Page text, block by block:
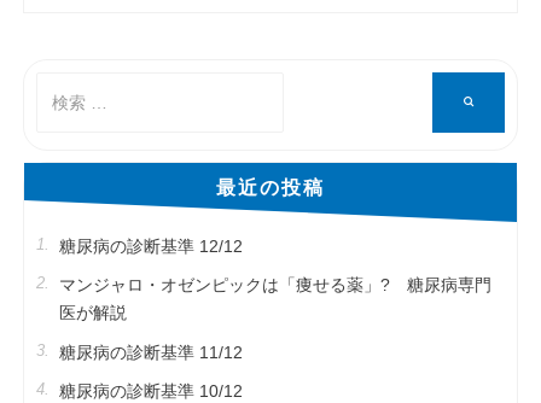
象:
最近の投稿
糖尿病の診断基準 12/12
マンジャロ・オゼンピックは「痩せる薬」? 糖尿病専門
医が解説
糖尿病の診断基準 11/12
糖尿病の診断基準 10/12